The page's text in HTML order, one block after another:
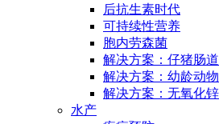
后抗生素时代
可持续性营养
胞内劳森菌
解决方案：仔猪肠
解决方案：幼龄动物
解决方案：无氧化锌
水产